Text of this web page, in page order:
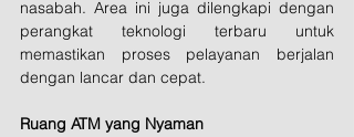
nasabah. Area ini juga dilengkapi dengan
perangkat teknologi terbaru untuk
memastikan proses pelayanan berjalan
dengan lancar dan cepat.
Ruang ATM yang Nyaman